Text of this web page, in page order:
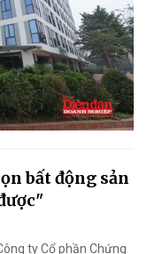
bất động sản
ty Cổ phần Chứng